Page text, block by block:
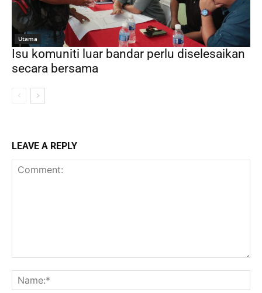
Utama
Isu komuniti luar bandar perlu diselesaikan
secara bersama
LEAVE A REPLY